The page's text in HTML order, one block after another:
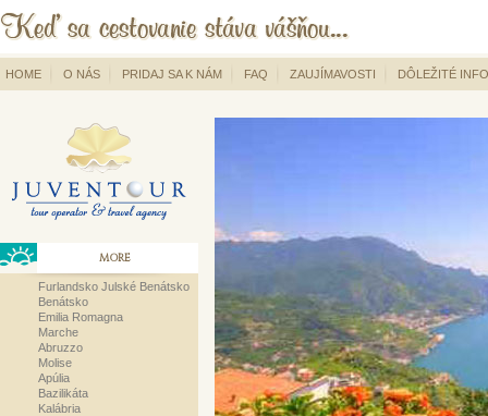
HOME O NÁS PRIDAJ SA K NÁM FAQ ZAUJÍMAVOSTI DÔLEŽITÉ
MORE
Furlandsko Julské Benátsko
Benátsko
Emilia Romagna
Marche
Abruzzo
Molise
Apúlia
Bazilikáta
Kalábria